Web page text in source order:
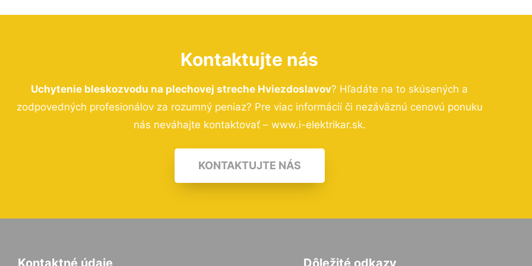
Kontaktujte nás
Uchytenie bleskozvodu na plechovej streche Hviezdoslavov? Hľadáte na to skúsených a
zodpovedných profesionálov za rozumný peniaz? Pre viac informácií či nezáväznú cenovú ponuku
nás neváhajte kontaktovať – www.i-elektrikar.sk.
KONTAKTUJTE NÁS
Kontaktné údaje Dôležité odkazy